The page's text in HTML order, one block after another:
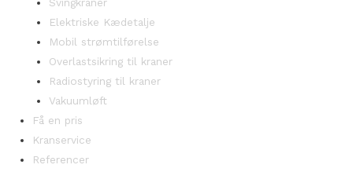
Elektriske Kædetalje
Mobil strømtilførelse
Overlastsikring til kraner
Radiostyring til kraner
Vakuumløft
Få en pris
Kranservice
Referencer